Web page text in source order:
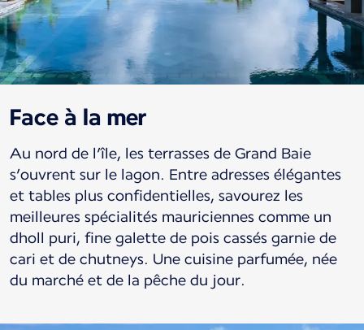
Face à la mer
Au nord de l’île, les terrasses de Grand Baie
s’ouvrent sur le lagon. Entre adresses élégantes
et tables plus confidentielles, savourez les
meilleures spécialités mauriciennes comme un
dholl puri, fine galette de pois cassés garnie de
cari et de chutneys. Une cuisine parfumée, née
du marché et de la pêche du jour.